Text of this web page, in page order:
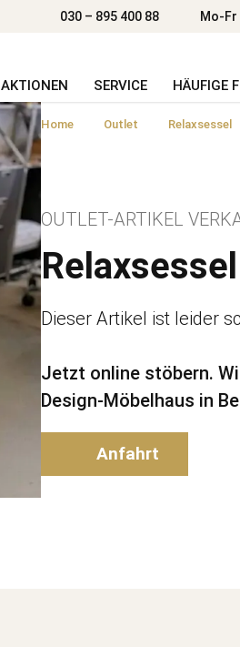
030 – 895 400 88 Mo-Fr
AKTIONEN SERVICE HÄUFIGE
Home Outlet Relaxsessel
Relaxsessel
OUTLET-ARTIKEL
Dieser Artikel ist leider
Jetzt online stöbern.
Design-Möbelhaus in
Anfahrt